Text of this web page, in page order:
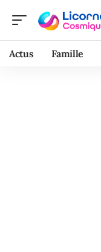
Actus Famille